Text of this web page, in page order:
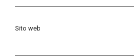
Sito web